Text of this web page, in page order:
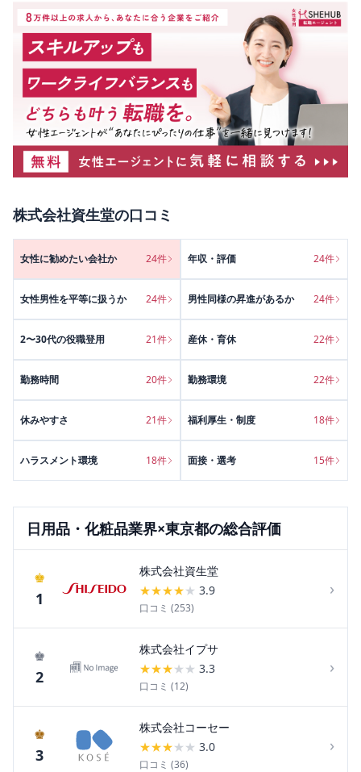
株式会社資生堂の口コミ
女性に勧めたい会社か 24件 年収・評価 24件
女性男性を平等に扱うか 24件 男性同様の昇進があるか 24件
2〜30代の役職登用 21件 産休・育休 22件
勤務時間 20件 勤務環境 22件
休みやすさ 21件 福利厚生・制度 18件
ハラスメント環境 18件 面接・選考 15件
日用品・化粧品業界×東京都の総合評価
♚
1
株式会社資生堂
★★★★★ 3.9
口コミ (253)
›
♚
2
株式会社イプサ
★★★★ ★ 3.3
口コミ (12)
›
♚
3
株式会社コーセー
★★★★ ★ 3.0
口コミ (36)
›